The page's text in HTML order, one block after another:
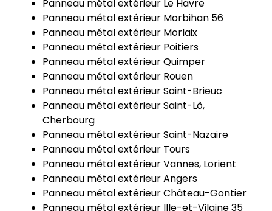
Panneau métal extérieur Le Havre
Panneau métal extérieur Morbihan 56
Panneau métal extérieur Morlaix
Panneau métal extérieur Poitiers
Panneau métal extérieur Quimper
Panneau métal extérieur Rouen
Panneau métal extérieur Saint-Brieuc
Panneau métal extérieur Saint-Lô,
Cherbourg
Panneau métal extérieur Saint-Nazaire
Panneau métal extérieur Tours
Panneau métal extérieur Vannes, Lorient
Panneau métal extérieur Angers
Panneau métal extérieur Château-Gontier
Panneau métal extérieur Ille-et-Vilaine 35